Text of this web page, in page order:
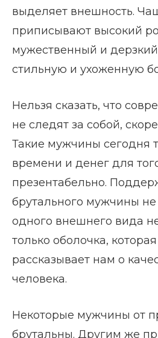
выделяет внешность.
приписывают высокий
мужественный и
стильную и ухоженную
Нельзя сказать, что
не следят за собой,
Такие мужчины сегодня
времени и денег для
презентабельно.
брутального мужчины не
одного внешнего вида
только оболочка,
рассказывает нам о
человека.
Некоторые мужчины от
брутальны. Другим же